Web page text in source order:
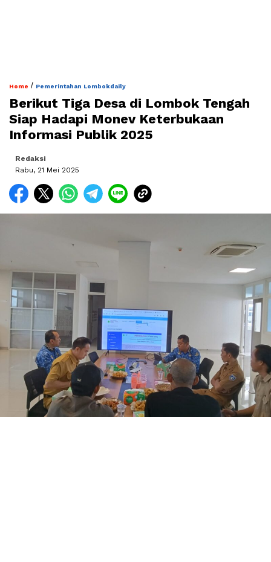
Home / Pemerintahan Lombokdaily
Berikut Tiga Desa di Lombok Tengah
Siap Hadapi Monev Keterbukaan
Informasi Publik 2025
Redaksi
Rabu, 21 Mei 2025